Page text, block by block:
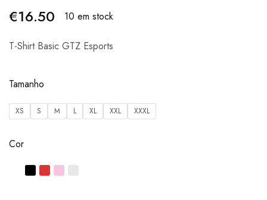
€16.50 10 em stock
T-Shirt Basic GTZ Esports
Tamanho
XS S M L XL XXL XXXL
Cor